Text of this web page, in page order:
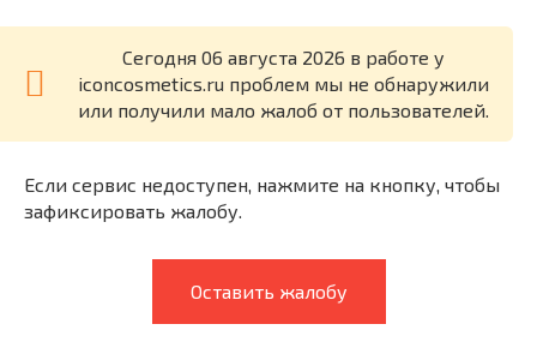
Cегодня 06 августа 2026 в работе у
iconcosmetics.ru проблем мы не обнаружили
или получили мало жалоб от пользователей.
Если сервис недоступен, нажмите на кнопку, чтобы
зафиксировать жалобу.
Оставить жалобу